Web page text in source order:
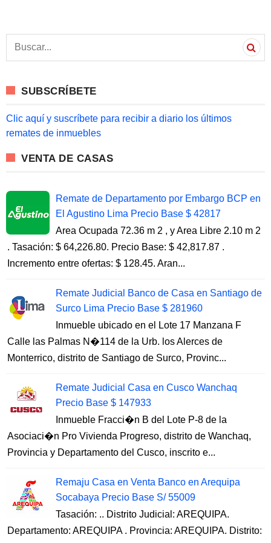
a
h
o
:
SUBSCRÍBETE
Clic aquí y suscríbete para recibir a diario los últimos
remates de inmuebles
VENTA DE CASAS
Remate de Departamento por Embargo BCP en
El Agustino Lima Precio Base $ 42817
Area Ocupada 72.36 m 2 , y Area Libre 2.10 m 2
. Tasación: $ 64,226.80. Precio Base: $ 42,817.87 .
Incremento entre ofertas: $ 128.45. Aran...
Remate Judicial Banco de Casa en Santiago de
Surco Lima Precio Base $ 281960
Inmueble ubicado en el Lote 17 Manzana F
Calle las Palmas N�114 de la Urb. los Alerces de
Monterrico, distrito de Santiago de Surco, Provinc...
Remate Judicial Casa en Cusco Wanchaq
Precio Base $ 147933
Inmueble Fracci�n B del Lote P-8 de la
Asociaci�n Pro Vivienda Progreso, distrito de Wanchaq,
Provincia y Departamento del Cusco, inscrito e...
Remaju Casa en Venta Banco en Arequipa
Socabaya Precio Base S/ 55009
Tasación: .. Distrito Judicial: AREQUIPA.
Departamento: AREQUIPA . Provincia: AREQUIPA. Distrito: